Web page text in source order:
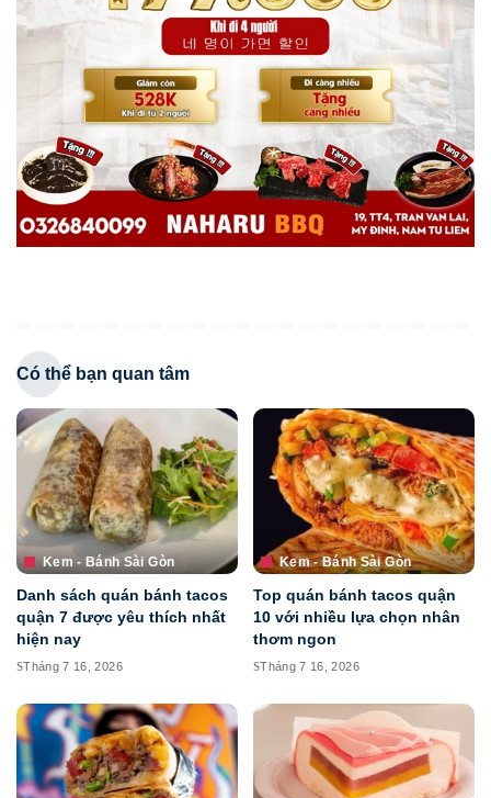
Có thể bạn quan tâm
Kem - Bánh Sài Gòn
Danh sách quán bánh tacos
quận 7 được yêu thích nhất
hiện nay
Tháng 7 16, 2026
Kem - Bánh Sài Gòn
Top quán bánh tacos quận
10 với nhiều lựa chọn nhân
thơm ngon
Tháng 7 16, 2026